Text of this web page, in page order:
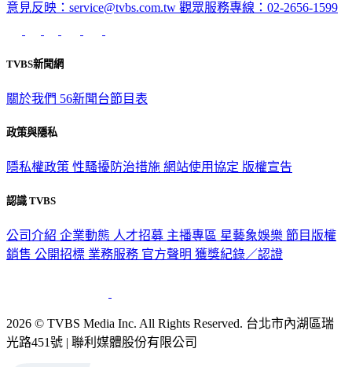
意見反映：service@tvbs.com.tw 觀眾服務專線：02-2656-1599
TVBS新聞網
關於我們 56新聞台節目表
政策與隱私
隱私權政策 性騷擾防治措施 網站使用協定 版權宣告
認識 TVBS
公司介紹 企業動態 人才招募 主播專區 星藝象娛樂 節目版權
銷售 公開招標 業務服務 官方聲明 獲獎紀錄／認證
2026 © TVBS Media Inc. All Rights Reserved. 台北市內湖區瑞
光路451號 | 聯利媒體股份有限公司